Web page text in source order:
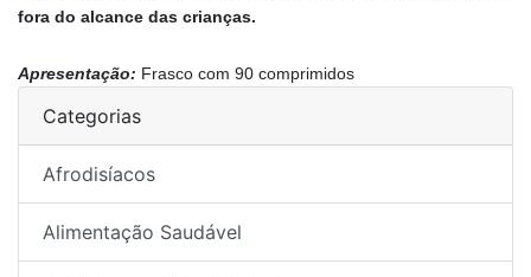
fora do alcance das crianças.
Apresentação: Frasco com 90 comprimidos
Categorias
Afrodisíacos
Alimentação Saudável